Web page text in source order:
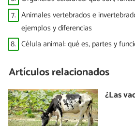
7. Animales vertebrados e
ejemplos y diferencias
8. Célula animal: qué es, partes y
Artículos relacionados
¿Las